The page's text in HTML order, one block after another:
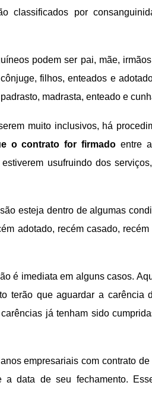
classificados por
podem ser pai, mãe,
filhos, enteados e
madrasta, enteado e
muito inclusivos, há
o contrato for firmado entre
usufruindo dos
esteja dentro de algumas
adotado, recém casado,
é imediata em alguns casos.
terão que aguardar a
já tenham sido
empresariais com contrato
a data de seu fechamento.